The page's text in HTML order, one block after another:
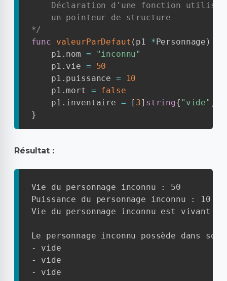
Déclaration d'une fonction
    un pointeur de structure
*/
func
valeurParDefaut ( p1 *Personnage )
    p1
. nom =
"inconnu"
    p1
. vie =
50
    p1
. puissance =
10
    p1
. mort = false
    p1
. inventaire = [ 3] string{ "vide"
}
Résultat :
Vie du personnage inconnu : 50
Puissance du personnage inconnu : 10
Vie du personnage inconnu est vivant
Le personnage inconnu possède dans
- vide
- vide
- vide